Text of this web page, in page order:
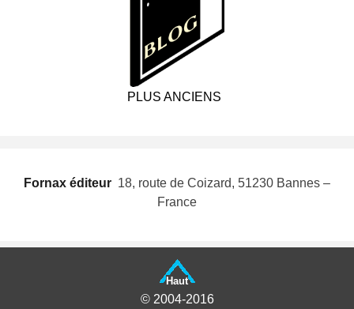
PLUS ANCIENS
Fornax éditeur  18, route de Coizard, 51230 Bannes –
France
Haut
© 2004-2016